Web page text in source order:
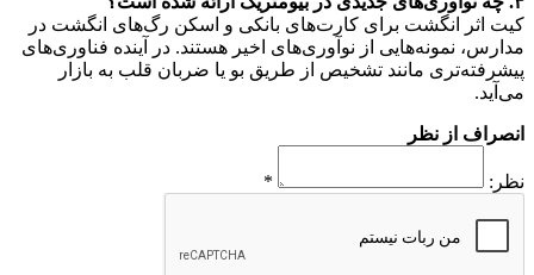
کیت اثر انگشت برای کارت‌های بانکی و اسکن رگ‌های انگشت در
مدارس، نمونه‌هایی از نوآوری‌های اخیر هستند. در آینده فناوری‌های
پیشرفته‌تری مانند تشخیص از طریق بو یا ضربان قلب به بازار
می‌آید.
انصراف از نظر
نظر: *